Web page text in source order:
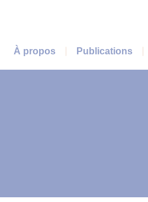
Menu principal
À propos Publications